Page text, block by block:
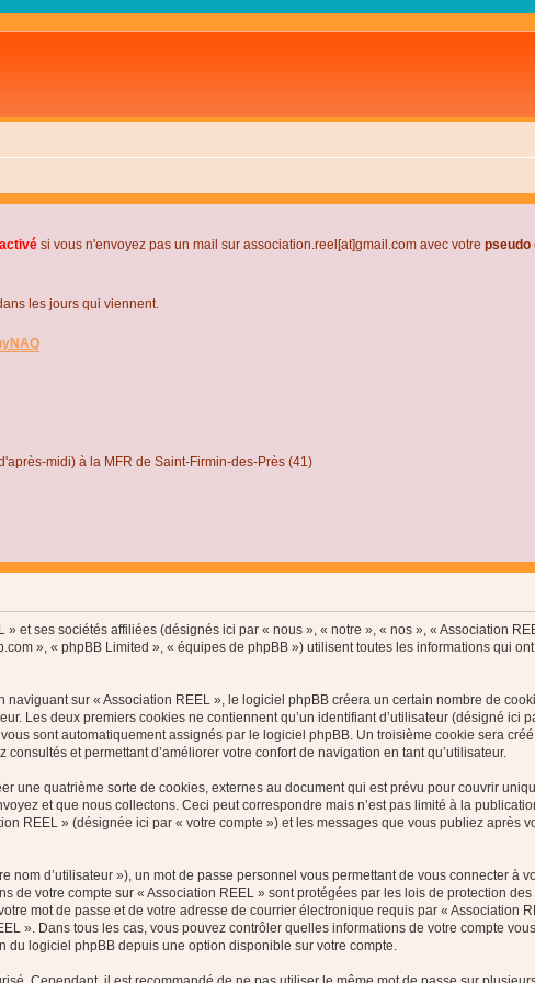
si vous n'envoyez pas un mail sur association.reel[at]gmail.com avec votre pseudo
les jours qui viennent.
midi) à la MFR de Saint-Firmin-des-Près (41)
et ses sociétés affiliées (désignés ici par « nous », « notre », « nos », « Association
», « phpBB Limited », « équipes de phpBB ») utilisent toutes les informations qui
sur « Association REEL », le logiciel phpBB créera un certain nombre de
Les deux premiers cookies ne contiennent qu’un identifiant d’utilisateur (désigné ici
sont automatiquement assignés par le logiciel phpBB. Un troisième cookie sera
et permettant d’améliorer votre confort de navigation en tant qu’utilisateur.
une quatrième sorte de cookies, externes au document qui est prévu pour couvrir
et que nous collectons. Ceci peut correspondre mais n’est pas limité à la
REEL » (désignée ici par « votre compte ») et les messages que vous publiez après
d’utilisateur »), un mot de passe personnel vous permettant de vous connecter à
de votre compte sur « Association REEL » sont protégées par les lois de protection
mot de passe et de votre adresse de courrier électronique requis par « Association
». Dans tous les cas, vous pouvez contrôler quelles informations de votre compte
logiciel phpBB depuis une option disponible sur votre compte.